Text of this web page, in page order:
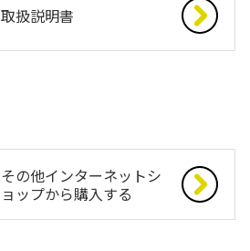
取扱説明書
その他インターネットシ
ョップから購入する